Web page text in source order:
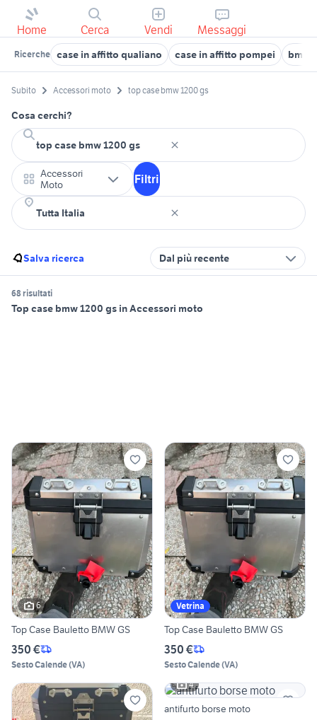
Home Cerca Vendi Messaggi
Ricerche case in affitto qualiano case in affitto pompei bmw
Subito Accessori moto top case bmw 1200 gs
Cosa cerchi?
Accessori
Moto
Filtri
Salva ricerca Dal più recente
68 risultati
Top case bmw 1200 gs in Accessori moto
6
Top Case Bauletto BMW GS
350 €
Sesto Calende(VA)
Vetrina
Top Case Bauletto BMW GS
350 €
Sesto Calende(VA)
4
antifurto borse moto